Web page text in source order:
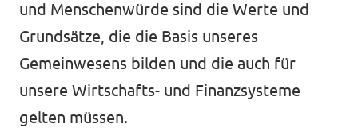
Datenschutz
Impressum
und Menschenwürde sind die Werte und
Grundsätze, die die Basis unseres
Gemeinwesens bilden und die auch für
unsere Wirtschafts- und Finanzsysteme
gelten müssen.